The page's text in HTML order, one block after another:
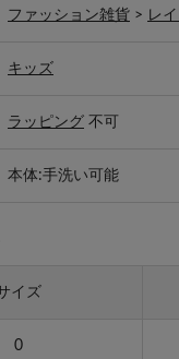
ファッション雑貨 > レ
キッズ
ラッピング 不可
本体:手洗い可能
イズ
0